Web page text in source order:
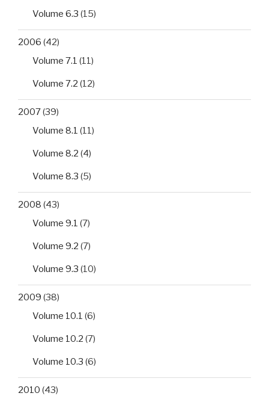
Volume 6.3 (15)
2006 (42)
Volume 7.1 (11)
Volume 7.2 (12)
2007(39)
Volume 8.1 (11)
Volume 8.2 (4)
Volume 8.3 (5)
2008 (43)
Volume 9.1 (7)
Volume 9.2 (7)
Volume 9.3 (10)
2009 (38)
Volume 10.1 (6)
Volume 10.2 (7)
Volume 10.3 (6)
2010 (43)